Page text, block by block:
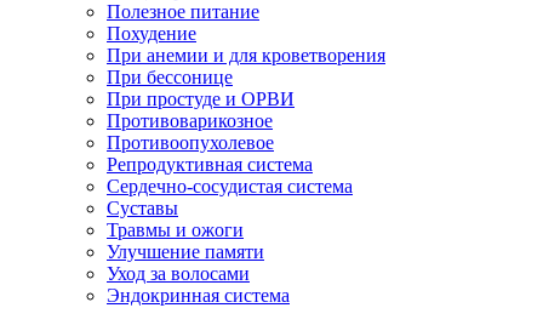
Полезное питание
Похудение
При анемии и для кроветворения
При бессонице
При простуде и ОРВИ
Противоварикозное
Противоопухолевое
Репродуктивная система
Сердечно-сосудистая система
Суставы
Травмы и ожоги
Улучшение памяти
Уход за волосами
Эндокринная система